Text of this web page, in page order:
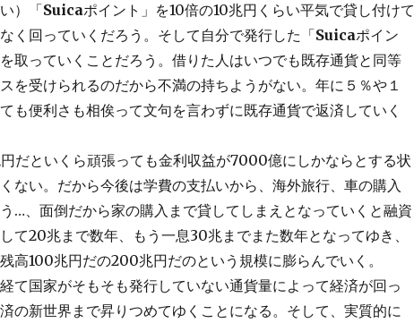
）「Suicaポイント」を10倍の10兆円くらい平気で貸し付けて
く回っていくだろう。そして自分で発行した「Suicaポイン
取っていくことだろう。借りた人はいつでも既存通貨と同等
を受けられるのだから不満の持ちようがない。年に５％や１
も便利さも相俟って文句を言わずに既存通貨で返済していく
だといくら頑張っても金利収益が7000億にしかならとする状
ない。だから今後は学費の支払いから、海外旅行、車の購入
…、面倒だから家の購入まで貸してしまえとなっていくと融資
て20兆まで数年、もう一息30兆までまた数年となってゆき、
高100兆円だの200兆円だのという規模に膨らんでいく。
て国家がそもそも発行していない通貨量によって経済が回っ
の新世界まで昇りつめてゆくことになる。そして、実質的に